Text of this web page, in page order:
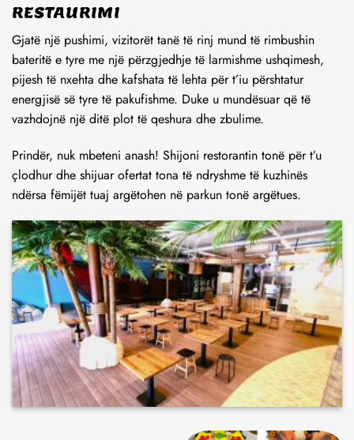
RESTAURIMI
Gjatë një pushimi, vizitorët tanë të rinj mund të rimbushin
bateritë e tyre me një përzgjedhje të larmishme ushqimesh,
energjisë së tyre të pakufishme. Duke u mundësuar që të
vazhdojnë një ditë plot të qeshura dhe zbulime.
Prindër, nuk mbeteni anash! Shijoni restorantin tonë për t’u
çlodhur dhe shijuar ofertat tona të ndryshme të kuzhinës
ndërsa fëmijët tuaj argëtohen në parkun tonë argëtues.